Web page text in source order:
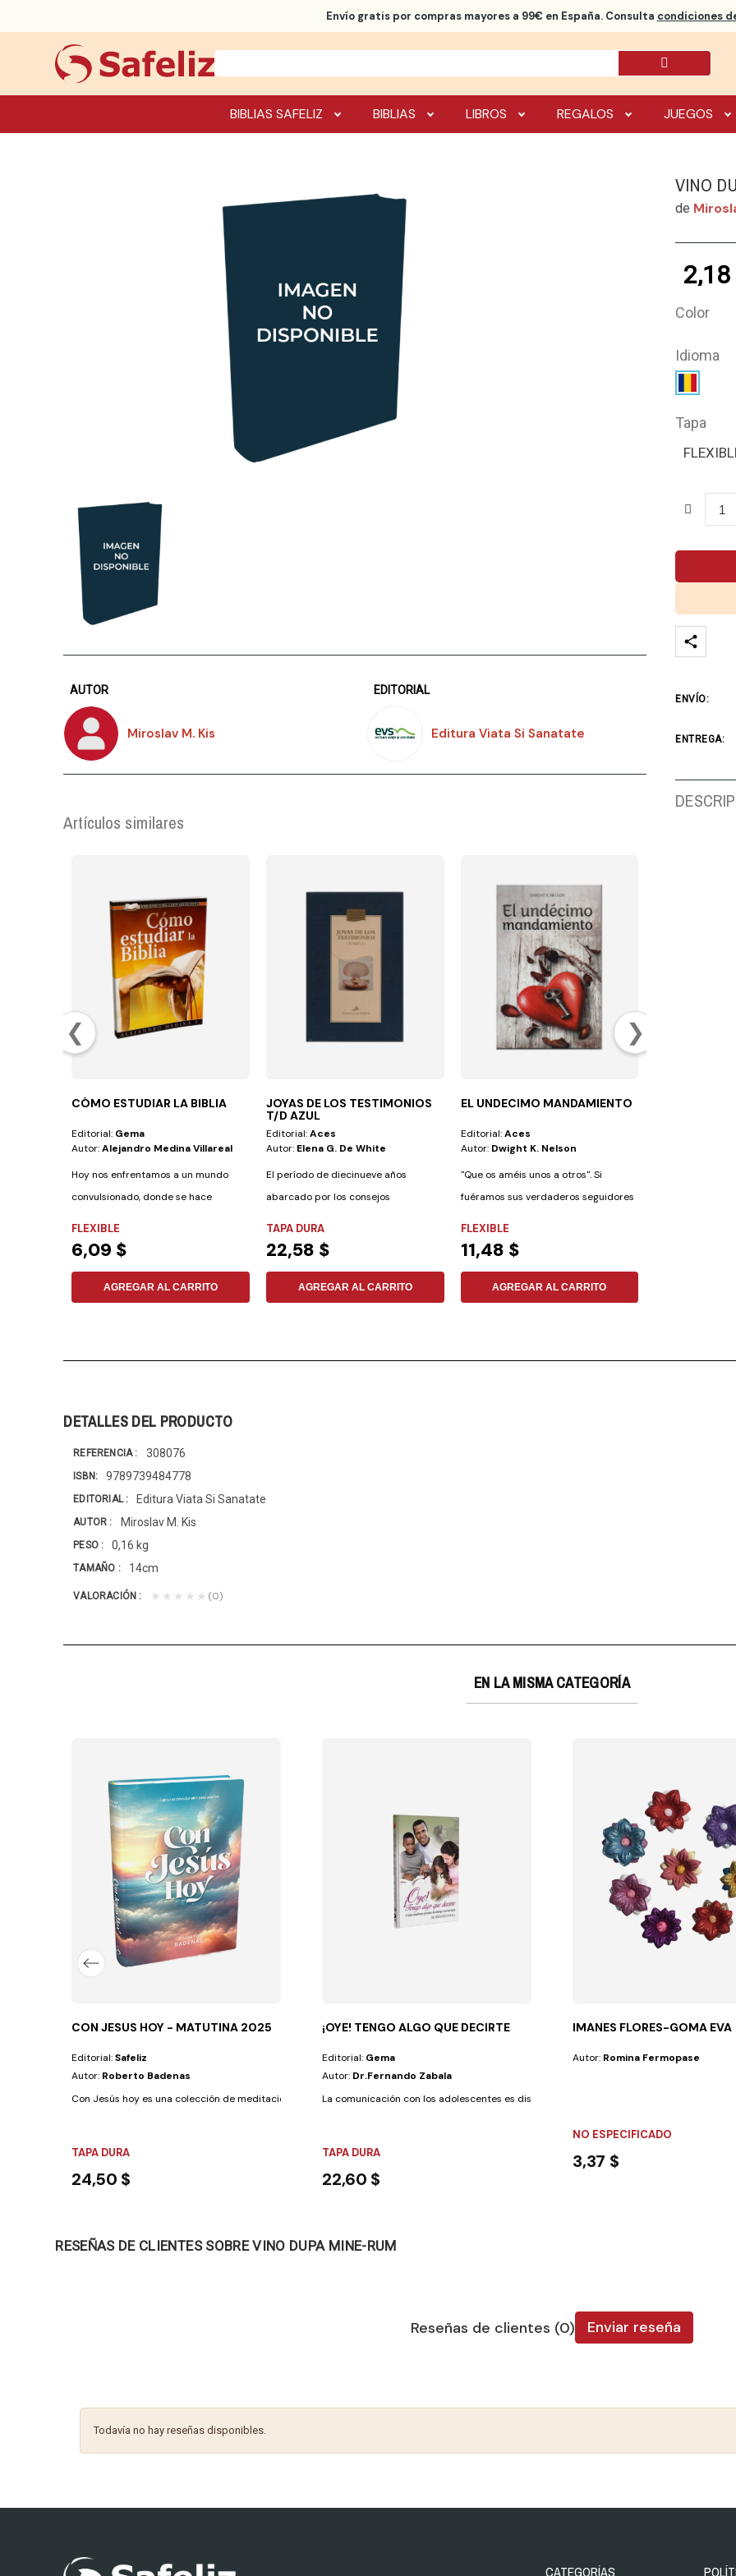
Envío gratispor compras mayores a 99€ en España. Consulta condiciones
BIBLIAS SAFELIZ BIBLIAS LIBROS REGALOS JUEGOS
AUTOR
Miroslav M. Kis
EDITORIAL
Editura Viata Si Sanatate
Artículos similares
❮ ❯
CÓMO ESTUDIAR LA BIBLIA
Editorial: Gema
Autor:Alejandro Medina Villareal
Hoy nos enfrentamos a un mundo
convulsionado, donde se hace
FLEXIBLE
6,09 $
AGREGAR AL CARRITO
JOYAS DE LOS TESTIMONIOS
T/D AZUL
Editorial:Aces
Autor: Elena G. De White
El período de diecinueve años
abarcado por los consejos
TAPA DURA
22,58 $
AGREGAR AL CARRITO
EL UNDECIMO MANDAMIENTO
Editorial:Aces
Autor: Dwight K. Nelson
"Que os améis unos a otros". Si
fuéramos sus verdaderos seguidores
FLEXIBLE
11,48 $
AGREGAR AL CARRITO
VINO
de
2,18
Color
Idioma
Tapa
ENVÍO:
ENTREGA:
DETALLES DEL PRODUCTO
REFERENCIA 308076
ISBN 9789739484778
EDITORIAL Editura Viata Si Sanatate
AUTOR Miroslav M. Kis
PESO 0,16 kg
TAMAÑO 14cm
VALORACIÓN ★★★★★ (0)
EN LA MISMA CATEGORÍA
jóvenes médicos brasileros que Cristo...
CON JESUS HOY - MATUTINA 2025
Editorial:Safeliz
Autor: Roberto Badenas
Con Jesús hoy es una colección de meditaciones escritas para tu crecimiento...
TAPA DURA
24,50 $
¡OYE! TENGO ALGO QUE DECIRTE
Editorial: Gema
Autor: Dr.Fernando Zabala
La comunicación con los adolescentes es distinta que con los niños. Hay que...
TAPA DURA
22,60 $
IMANES FLORES-GOMA EVA
Autor: Romina Fermopase
NO ESPECIFICADO
3,37 $
RESEÑAS DE CLIENTES SOBRE VINO DUPA MINE-RUM
Reseñas de clientes (0) Enviar reseña
Todavía no hay reseñas disponibles.
CATEGORÍAS